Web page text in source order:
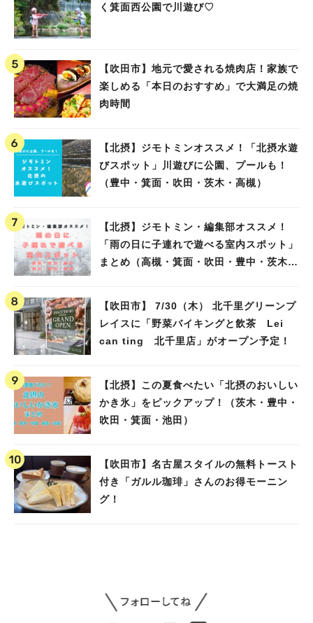
く箕面西公園で川遊び♡
【吹田市】地元で愛される焼肉店！家族で
楽しめる「本日のおすすめ」で大満足の焼
肉時間
【北摂】ジモトミンオススメ！「北摂水遊
びスポット」川遊びに公園、プールも！
（豊中・箕面・吹田・茨木・高槻）
【北摂】ジモトミン・編集部オススメ！
「雨の日に子連れで遊べる室内スポット」
まとめ（高槻・箕面・吹田・豊中・茨木・
【吹田市】 7/30（木） 北千里グリーンプ
レイスに「野菜バイキングと飲茶 Lei
can ting 北千里店」がオープン予定！
【北摂】この夏食べたい「北摂のおいしい
かき氷」をピックアップ！（茨木・豊中・
吹田・箕面・池田）
【吹田市】名古屋スタイルの無料トースト
付き「ガルル珈琲」さんのお得モーニン
グ！